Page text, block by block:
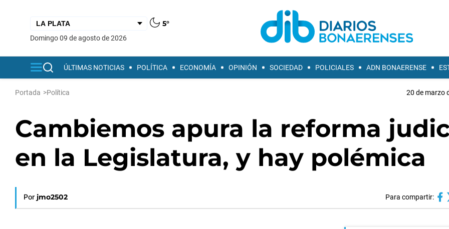
5°
domingo 09 de agosto de 2026
ÚLTIMAS NOTICIAS POLÍTICA ECONOMÍA OPINIÓN SOCIEDAD POLICIALES ADN BONAERENSE
Portada >Política 20 de marzo
Cambiemos apura la reforma
en la Legislatura, y hay polémica
Por jmo2502 Para compartir: